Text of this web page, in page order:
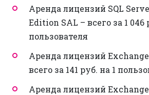
Аренда лицензий SQL
Edition SAL – всего за 1 046
пользователя
Аренда лицензий
всего за 141 руб. на 1
Аренда лицензий